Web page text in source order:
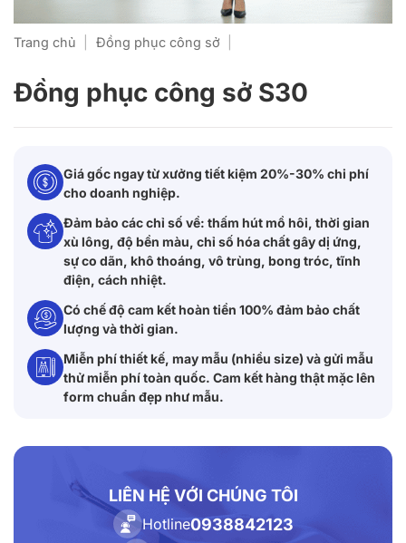
Trang chủ Đồng phục công sở
Đồng phục công sở S30
Giá gốc ngay từ xưởng tiết kiệm 20%-30% chi phí
cho doanh nghiệp.
Đảm bảo các chỉ số về: thấm hút mồ hôi, thời gian
xù lông, độ bền màu, chỉ số hóa chất gây dị ứng,
sự co dãn, khô thoáng, vô trùng, bong tróc, tĩnh
điện, cách nhiệt.
Có chế độ cam kết hoàn tiền 100% đảm bảo chất
lượng và thời gian.
Miễn phí thiết kế, may mẫu (nhiều size) và gửi mẫu
thử miễn phí toàn quốc. Cam kết hàng thật mặc lên
form chuẩn đẹp như mẫu.
LIÊN HỆ VỚI CHÚNG TÔI
Hotline0938842123